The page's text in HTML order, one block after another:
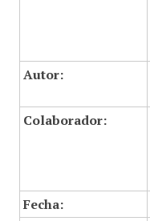
Autor:
Colaborador:
Fecha: